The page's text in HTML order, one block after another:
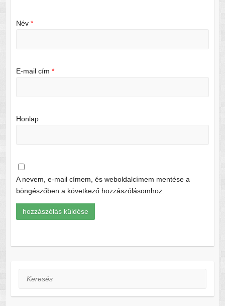
Név *
E-mail cím *
Honlap
A nevem, e-mail címem, és weboldalcímem mentése a
böngészőben a következő hozzászólásomhoz.
Keresés